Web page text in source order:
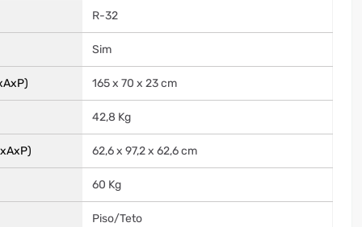
R-32
Sim
165 x 70 x 23 cm
42,8 Kg
62,6 x 97,2 x 62,6 cm
60 Kg
Piso/Teto